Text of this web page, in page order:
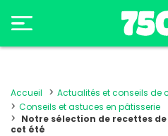
Accueil
Actualités et conseils de
Conseils et astuces en pâtisserie
Notre sélection de recettes
cet été